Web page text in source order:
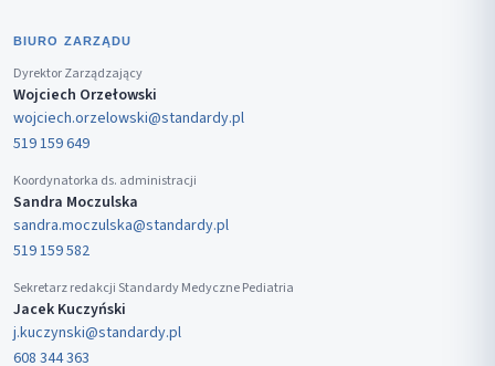
BIURO ZARZĄDU
Dyrektor Zarządzający
Wojciech Orzełowski
wojciech.orzelowski@standardy.pl
519 159 649
Koordynatorka ds. administracji
Sandra Moczulska
sandra.moczulska@standardy.pl
519 159 582
Sekretarz redakcji Standardy Medyczne Pediatria
Jacek Kuczyński
j.kuczynski@standardy.pl
608 344 363